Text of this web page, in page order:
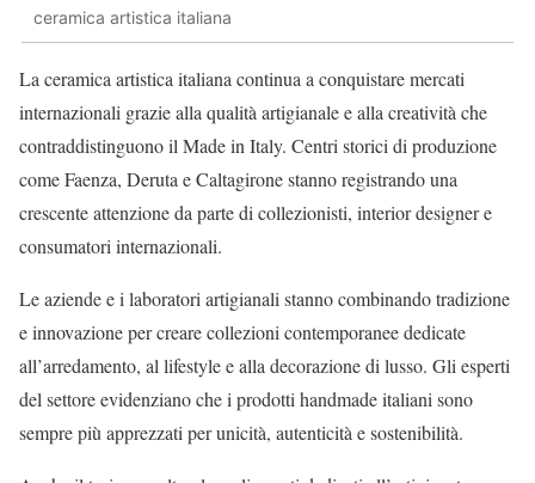
ceramica artistica italiana
La ceramica artistica italiana continua a conquistare mercati
internazionali grazie alla qualità artigianale e alla creatività che
contraddistinguono il Made in Italy. Centri storici di produzione
come Faenza, Deruta e Caltagirone stanno registrando una
crescente attenzione da parte di collezionisti, interior designer e
consumatori internazionali.
Le aziende e i laboratori artigianali stanno combinando tradizione
e innovazione per creare collezioni contemporanee dedicate
all’arredamento, al lifestyle e alla decorazione di lusso. Gli esperti
del settore evidenziano che i prodotti handmade italiani sono
sempre più apprezzati per unicità, autenticità e sostenibilità.